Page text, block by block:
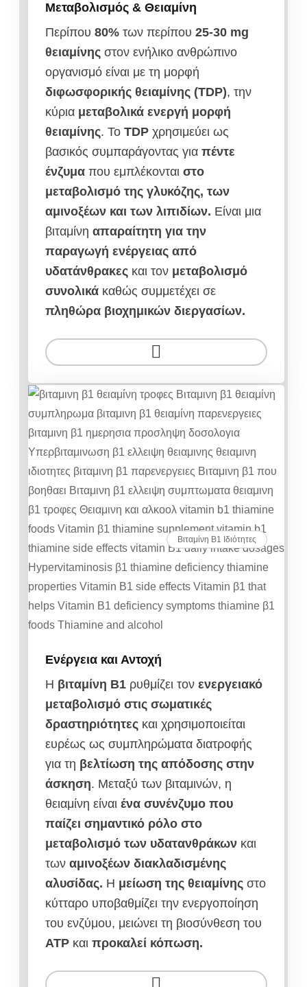
Μεταβολισμός & Θειαμίνη
Περίπου 80% των περίπου 25-30 mg
θειαμίνης στον ενήλικο ανθρώπινο
οργανισμό είναι με τη μορφή
διφωσφορικής θειαμίνης (TDP), την
κύρια μεταβολικά ενεργή μορφή
θειαμίνης. ΤοTDPχρησιμεύει ως
βασικός συμπαράγοντας για πέντε
ένζυμαπου εμπλέκονται στο
μεταβολισμό της γλυκόζης, των
αμινοξέων και των λιπιδίων. Είναι μια
βιταμίνη απαραίτητη για την
παραγωγή ενέργειας από
υδατάνθρακεςκαι τον μεταβολισμό
συνολικά καθώς συμμετέχει σε
πληθώρα βιοχημικών διεργασίων.
Βιταμίνη Β1 Ιδιότητες
Ενέργεια και Αντοχή
Η βιταμίνη Β1 ρυθμίζει τον ενεργειακό
μεταβολισμό στις σωματικές
δραστηριότητεςκαι χρησιμοποιείται
ευρέως ως συμπληρώματα διατροφής
για τη βελτίωση της απόδοσης στην
άσκηση. Μεταξύ των βιταμινών, η
θειαμίνη είναι ένα συνένζυμο που
παίζει σημαντικό ρόλο στο
μεταβολισμό των υδατανθράκωνκαι
τωναμινοξέων διακλαδισμένης
αλυσίδας. Η μείωση της θειαμίνηςστο
κύτταρο υποβαθμίζει την ενεργοποίηση
του ενζύμου, μειώνει τη βιοσύνθεση του
ATPκαι προκαλεί κόπωση.